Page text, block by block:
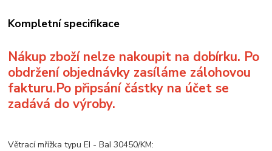
Kompletní specifikace
Nákup zboží nelze nakoupit na dobírku. Po
obdržení objednávky zasíláme zálohovou
fakturu.Po připsání částky na účet se
zadává do výroby.
Větrací mřížka typu EI - BaI 30450/KM: